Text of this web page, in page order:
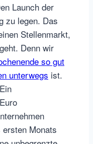
Launch der
zu legen. Das
Stellenmarkt,
Denn wir
so gut
unterwegs ist.
Monats